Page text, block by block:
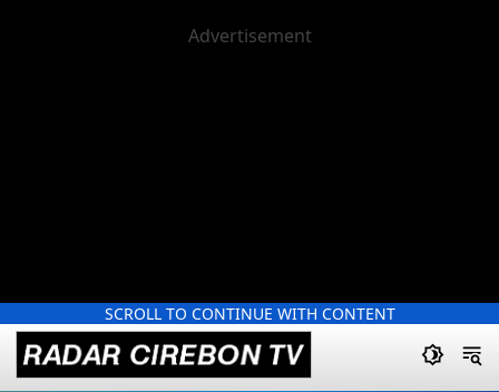
SCROLL TO CONTINUE WITH CONTENT